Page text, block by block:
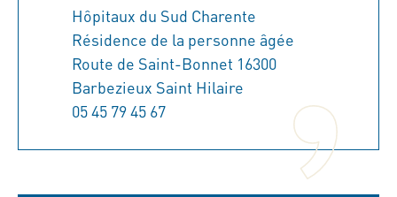
Hôpitaux du Sud Charente
Résidence de la personne âgée
Route de Saint-Bonnet 16300
Barbezieux Saint Hilaire
05 45 79 45 67